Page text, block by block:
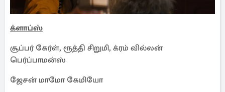
க்ளாப்ஸ்
சூப்பர் கேர்ள், ரூத்தி சிறுமி, க்ரம் வில்லன்
பெர்ப்பாமன்ஸ்
ஜேசன் மாமோ கேமியோ